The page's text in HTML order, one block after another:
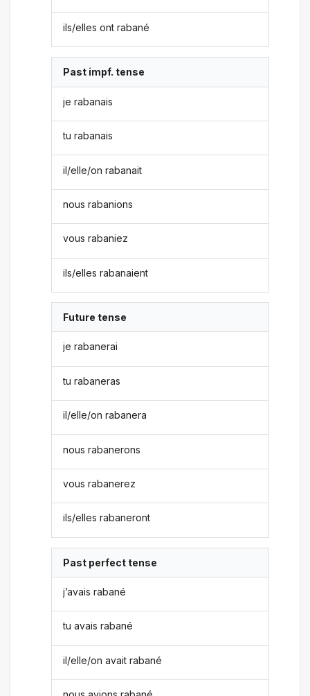
ils/elles ont rabané
Past impf. tense
je rabanais
tu rabanais
il/elle/on rabanait
nous rabanions
vous rabaniez
ils/elles rabanaient
Future tense
je rabanerai
tu rabaneras
il/elle/on rabanera
nous rabanerons
vous rabanerez
ils/elles rabaneront
Past perfect tense
j’avais rabané
tu avais rabané
il/elle/on avait rabané